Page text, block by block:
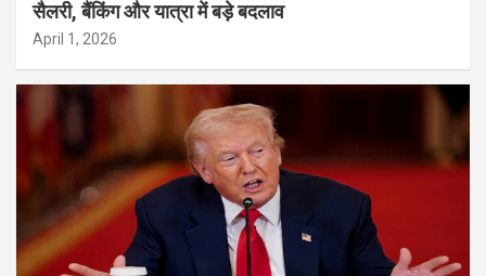
सैलरी, बैंकिंग और यात्रा में बड़े बदलाव
April 1, 2026